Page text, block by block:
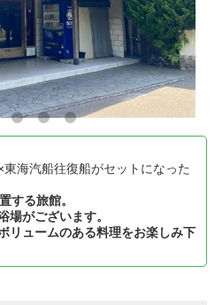
海汽船往復船がセットになった
する旅館。
がございます。
リュームのある料理をお楽しみ下